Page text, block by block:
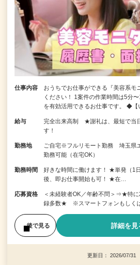
仕事内容
おうちでお仕事ができる『美容系モ
ください！ 1案件の作業時間は5分
を有効活用できるお仕事です。 ◆
給与
完全出来高制 ★謝礼は、最短で当
す！
勤務地
ご自宅※フルリモート勤務 埼玉県
勤務可能（在宅OK）
勤務時間
好きな時間に働けます！ ★単発（1
後、即お仕事開始も可！ ★在…
応募資格
＜未経験者OK／年齢不問＞⇒★特
録多数★ ※スマートフォンもしく
後で見る 詳細を見
更新日： 2026/07/